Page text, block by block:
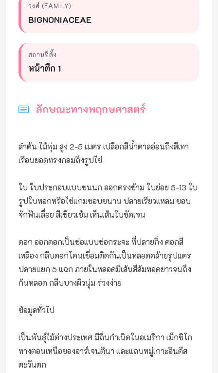
วงศ์ (FAMILY)
BIGNONIACEAE
สถานที่ตั้ง
หน้าตึก 1
ลักษณะทางพฤกษศาสตร์
ลำต้น ไม้พุ่ม สูง 2-5 เมตร เปลือกสีน้ำตาลอ่อนถึงสีเทา
เรือนยอดทรงกลมถึงรูปไข่
ใบ ใบประกอบแบบขนนก ออกตรงข้าม ใบย่อย 5-13 ใบ
รูปใบหอกหรือไข่แกมขอบขนาน ปลายเรียวแหลม ขอบ
จักฟันเลื่อย สีเขียวเข้ม เห็นเส้นใบชัดเจน
ดอก ออกดอกเป็นช่อแบบช่อกระจะ ที่ปลายกิ่ง ดอกสี
เหลือง กลีบดอกโคนเชื่อมติดกันเป็นหลอดคล้ายรูปแตร
ปลายแยก 5 แฉก ภายในหลอดมีเส้นสีส้มทอดยาวจนถึง
ก้นหลอด กลีบบางผิวนุ่ม ร่วงง่าย
ข้อมูลทั่วไป
เป็นพันธุ์ไม้ต่างประเทศ มีถิ่นกำเนิดในอเมริกา เม็กซิโก
ทางตอนเหนือของอาร์เจนตินา และแถบหมู่เกาะอินดีส
ตะวันตก